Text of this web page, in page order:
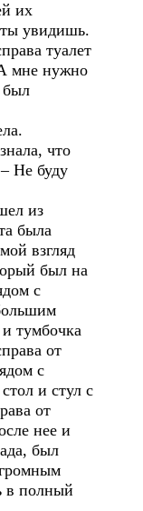
их
увидишь.
туалет
мне нужно
был
что
Не буду
из
была
взгляд
был на
с
тумбочка
от
с
и стул с
от
нее и
был
в полный